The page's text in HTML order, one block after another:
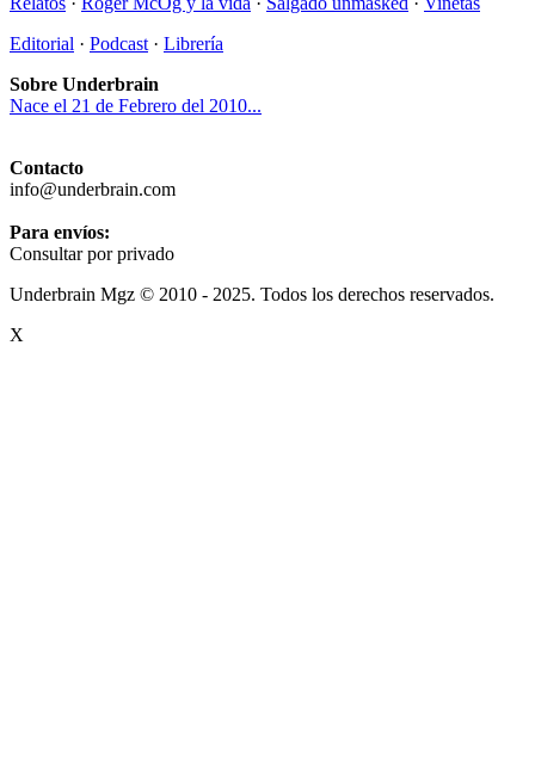
Editorial · Podcast · Librería
Sobre Underbrain
Nace el 21 de Febrero del 2010...
Contacto
info@underbrain.com
Para envíos:
Consultar por privado
Underbrain Mgz © 2010 - 2025. Todos los derechos reservados.
X